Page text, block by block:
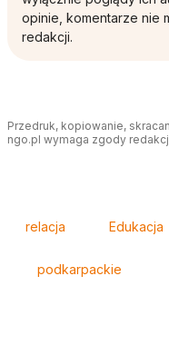
opinie, komentarze nie
redakcji.
Przedruk, kopiowanie,
ngo.pl wymaga zgody
relacja Edukacja
podkarpackie